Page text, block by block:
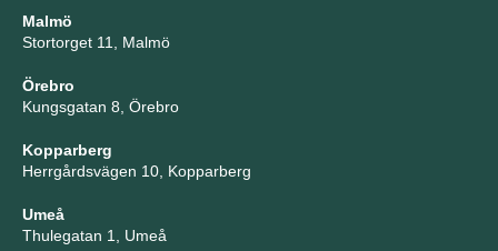
Malmö
Stortorget 11, Malmö
Örebro
Kungsgatan 8, Örebro
Kopparberg
Herrgårdsvägen 10, Kopparberg
Umeå
Thulegatan 1, Umeå